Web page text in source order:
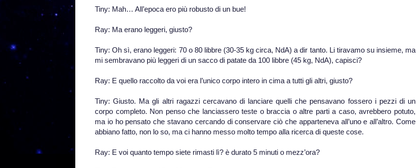
Tiny: Mah… All’epoca ero più robusto di un bue!
Ray: Ma erano leggeri, giusto?
Tiny: Oh sì, erano leggeri: 70 o 80 libbre (30-35 kg circa, NdA) a dir tanto. Li tiravamo su insieme, ma
mi sembravano più leggeri di un sacco di patate da 100 libbre (45 kg, NdA), capisci?
Ray: E quello raccolto da voi era l’unico corpo intero in cima a tutti gli altri, giusto?
Tiny: Giusto. Ma gli altri ragazzi cercavano di lanciare quelli che pensavano fossero i pezzi di un
corpo completo. Non penso che lanciassero teste o braccia o altre parti a caso, avrebbero potuto,
ma io ho pensato che stavano cercando di conservare ciò che apparteneva all’uno e all’altro. Come
abbiano fatto, non lo so, ma ci hanno messo molto tempo alla ricerca di queste cose.
Ray: E voi quanto tempo siete rimasti lì? è durato 5 minuti o mezz’ora?